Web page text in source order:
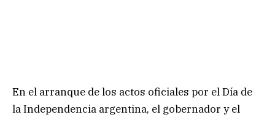
En el arranque de los actos oficiales por el Día de
la Independencia argentina, el gobernador y el